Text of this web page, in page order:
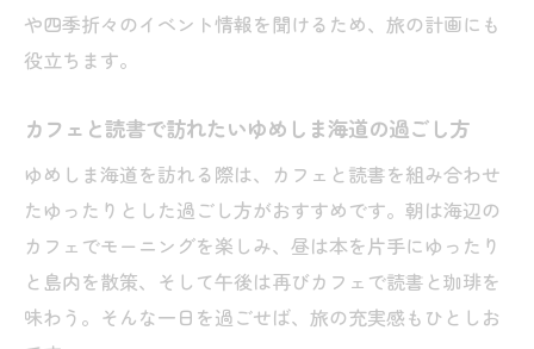
や四季折々のイベント情報を聞けるため、旅の計画にも
役立ちます。
カフェと読書で訪れたいゆめしま海道の過ごし方
ゆめしま海道を訪れる際は、カフェと読書を組み合わせ
たゆったりとした過ごし方がおすすめです。朝は海辺の
カフェでモーニングを楽しみ、昼は本を片手にゆったり
と島内を散策、そして午後は再びカフェで読書と珈琲を
味わう。そんな一日を過ごせば、旅の充実感もひとしお